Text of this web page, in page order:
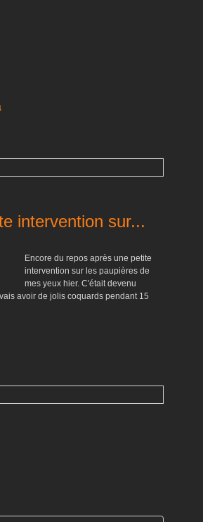
intervention sur...
Encore du repos après une petite
intervention sur les paupières de
mes yeux hier. C'était devenu
avoir de jolis coquards pendant 15